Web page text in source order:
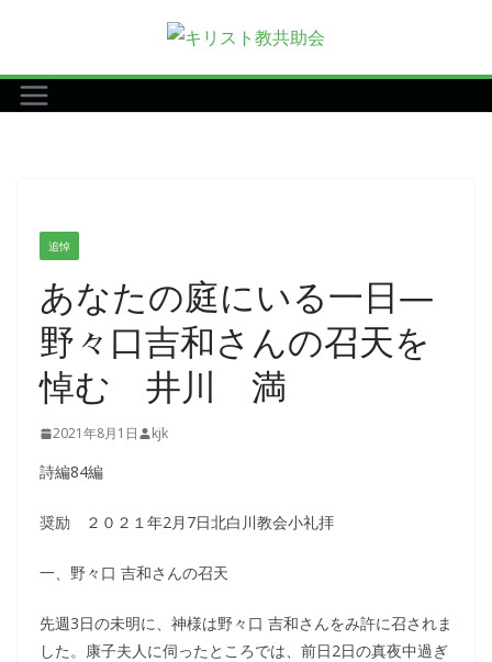
テ
ン
追悼
あなたの庭にいる一日―
野々口吉和さんの召天を
悼む 井川 満
2021年8月1日 kjk
詩編84編
奨励 ２０２１年2月7日北白川教会小礼拝
一、野々口 吉和さんの召天
先週3日の未明に、神様は野々口 吉和さんをみ許に召されま
した。康子夫人に伺ったところでは、前日2日の真夜中過ぎ